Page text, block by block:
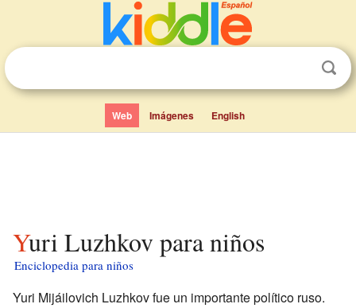
Web Imágenes English
Yuri Luzhkov para niños
Enciclopedia para niños
Yuri Mijáilovich Luzhkov fue un importante político ruso.